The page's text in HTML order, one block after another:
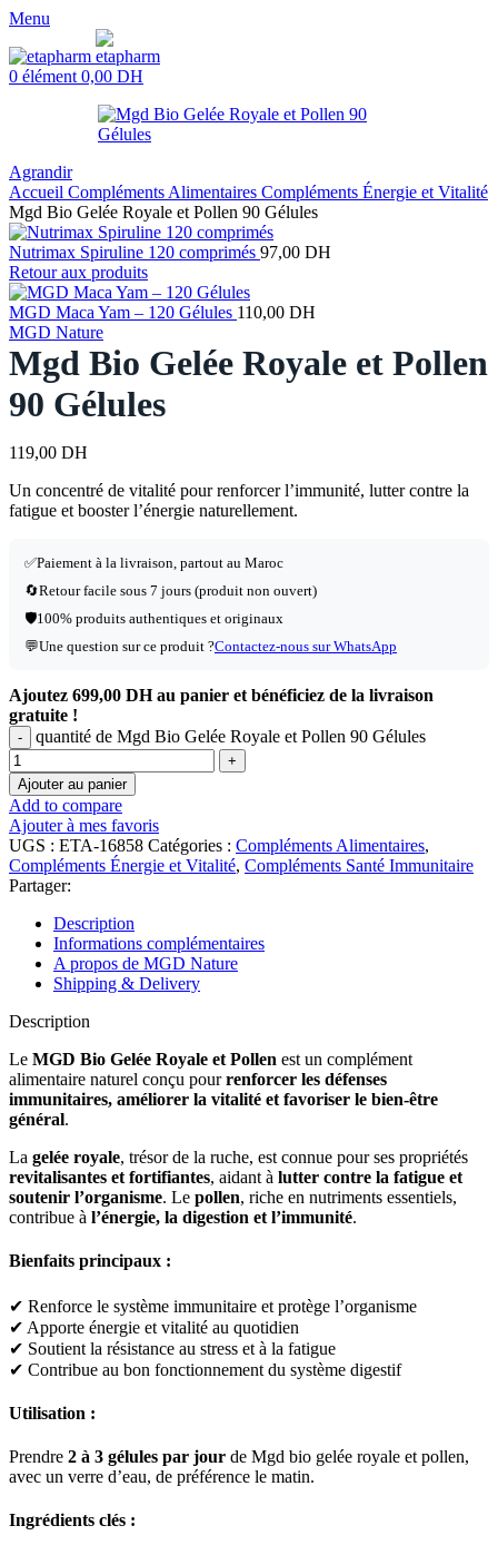
Menu
0 élément 0,00 DH
Agrandir
Accueil Compléments Alimentaires Compléments Énergie et Vitalité
Mgd Bio Gelée Royale et Pollen 90 Gélules
Nutrimax Spiruline 120 comprimés 97,00 DH
Retour aux produits
MGD Maca Yam – 120 Gélules 110,00 DH
MGD Nature
Mgd Bio Gelée Royale et Pollen
90 Gélules
119,00 DH
Un concentré de vitalité pour renforcer l’immunité, lutter contre la
fatigue et booster l’énergie naturellement.
✅Paiement à la livraison, partout au Maroc
🔄Retour facile sous 7 jours (produit non ouvert)
🛡️100% produits authentiques et originaux
💬Une question sur ce produit ?Contactez-nous sur WhatsApp
Ajoutez 699,00 DHau panier et bénéficiez de la livraison
gratuite !
quantité de Mgd Bio Gelée Royale et Pollen 90 Gélules
Ajouter au panier
Add to compare
Ajouter à mes favoris
UGS : ETA-16858 Catégories : Compléments Alimentaires,
Compléments Énergie et Vitalité, Compléments Santé Immunitaire
Partager:
Description
Informations complémentaires
A propos de MGD Nature
Shipping & Delivery
Description
Le MGD Bio Gelée Royale et Pollen est un complément
alimentaire naturel conçu pourrenforcer les défenses
immunitaires, améliorer la vitalité et favoriser le bien-être
général.
La gelée royale, trésor de la ruche, est connue pour ses propriétés
revitalisantes et fortifiantes, aidant à lutter contre la fatigue et
soutenir l’organisme. Le pollen, riche en nutriments essentiels,
contribue à l’énergie, la digestion et l’immunité.
Bienfaits principaux :
✔ Renforce le système immunitaire et protège l’organisme
✔ Apporte énergie et vitalité au quotidien
✔ Soutient la résistance au stress et à la fatigue
✔ Contribue au bon fonctionnement du système digestif
Utilisation :
Prendre 2 à 3 gélules par jour de Mgd bio gelée royale et pollen,
avec un verre d’eau, de préférence le matin.
Ingrédients clés :